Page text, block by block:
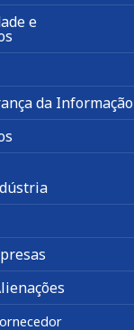
e
da Informação